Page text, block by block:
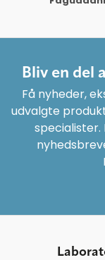
Bliv en del
Få nyheder,
udvalgte
specialister.